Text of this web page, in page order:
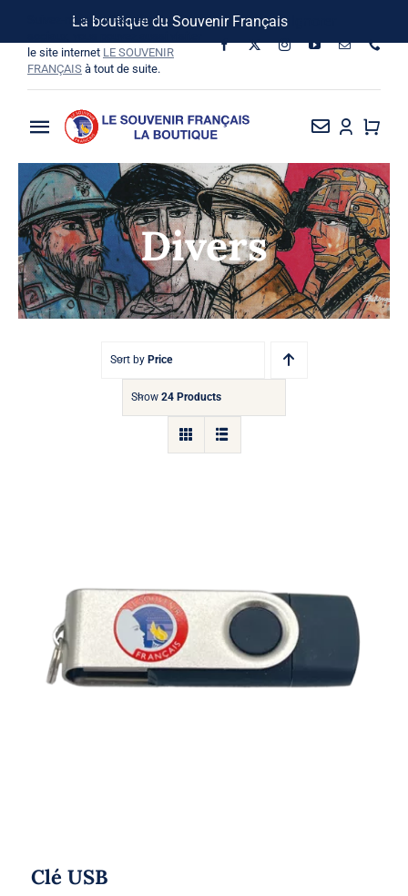
La boutique du Souvenir Français
contenu
Suivez-nous sur les réseaux
le site internet LE SOUVENIR
FRANÇAIS à tout de suite.
Toggle
Navigation
La Boutique
Vins SF-Bardins
Boîte à idées
Divers
Sort by Price
Show 24 Products
Clé USB
Clé USB